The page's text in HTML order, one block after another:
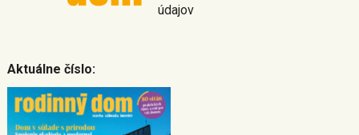
údajov
Aktuálne číslo: